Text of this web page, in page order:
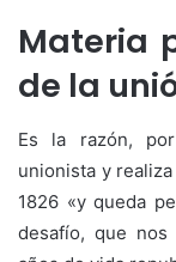
Materia
de la
Es la razón,
unionista y
1826 «y queda
desafío, que nos